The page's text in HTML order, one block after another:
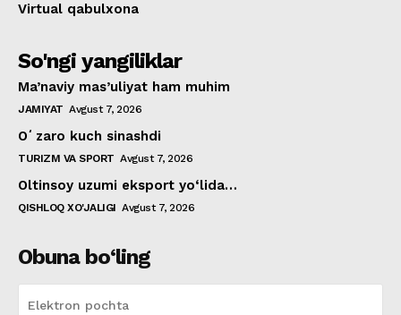
Virtual qabulxona
So'ngi yangiliklar
Ma’naviy mas’uliyat ham muhim
JAMIYAT Avgust 7, 2026
Oʻzaro kuch sinashdi
TURIZM VA SPORT Avgust 7, 2026
Oltinsoy uzumi eksport yo‘lida…
QISHLOQ XO'JALIGI Avgust 7, 2026
Obuna bo‘ling